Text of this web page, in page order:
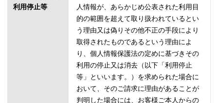
利用停止等
人情報が、あらかじめ公表された利用目
的の範囲を超えて取り扱われているとい
う理由又は偽りその他不正の手段により
取得されたものであるという理由によ
り、個人情報保護法の定めに基づきその
利用の停止又は消去（以下「利用停止
等」といいます。）を求められた場合に
おいて、そのご請求に理由があることが
判明した場合には、お客様ご本人からの